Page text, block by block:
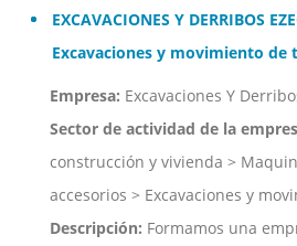
EXCAVACIONES Y DERRIBOS
Excavaciones y movimiento de
Empresa: Excavaciones Y
Sector de actividad de la
construcción y vivienda >
accesorios > Excavaciones y
Descripción: Formamos una